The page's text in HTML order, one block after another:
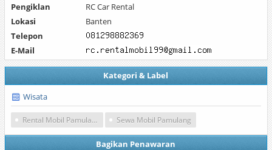
Pengiklan
RC Car Rental
Lokasi
Banten
Telepon
E-Mail
Kategori & Label
Wisata
Rental Mobil Pamulang Sewa Mobil Pamulang
Bagikan Penawaran